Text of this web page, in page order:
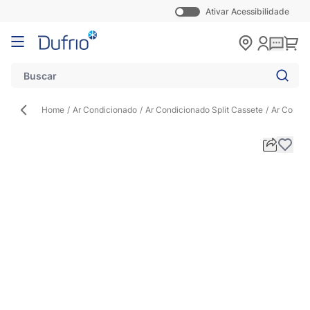
Ativar Acessibilidade
Pular para o conteúdo
Home / Ar Condicionado / Ar Condicionado Split Cassete / Ar